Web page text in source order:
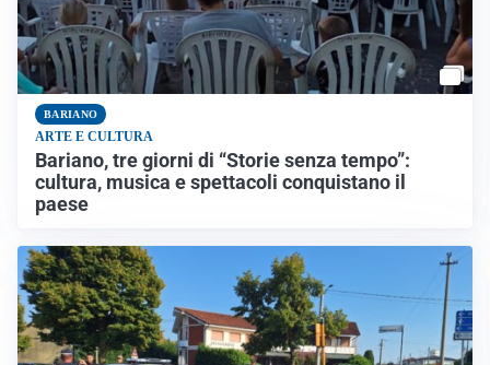
BARIANO
ARTE E CULTURA
Bariano, tre giorni di “Storie senza tempo”:
cultura, musica e spettacoli conquistano il
paese